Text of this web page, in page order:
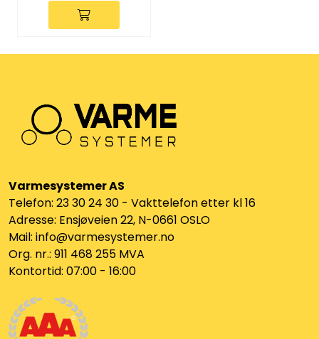
Varmesystemer AS
Telefon: 23 30 24 30 - Vakttelefon etter kl 16
Adresse: Ensjøveien 22, N-0661 OSLO
Mail: info@varmesystemer.no
Org. nr.: 911 468 255 MVA
Kontortid: 07:00 - 16:00
Vannprøver
TA-SCOPE
Kontakt oss